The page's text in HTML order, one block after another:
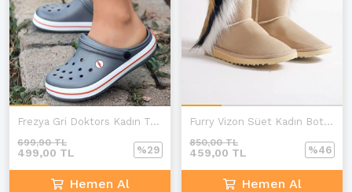
Frezya Gri Doktors Kadın Terlik
499,00 TL
699,90 TL
%29
Hemen Al
Furry Vizon Süet Kadın Bot E-2
459,00 TL
850,00 TL
%46
Hemen Al